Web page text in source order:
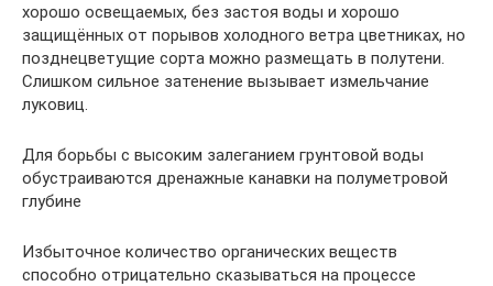
хорошо освещаемых, без застоя воды и хорошо
защищённых от порывов холодного ветра цветниках, но
позднецветущие сорта можно размещать в полутени.
Слишком сильное затенение вызывает измельчание
луковиц.
Для борьбы с высоким залеганием грунтовой воды
обустраиваются дренажные канавки на полуметровой
глубине
Избыточное количество органических веществ
способно отрицательно сказываться на процессе